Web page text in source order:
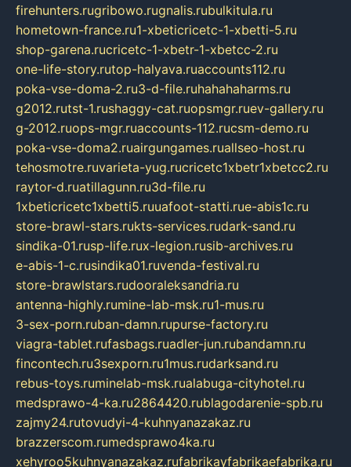
firehunters.rugribowo.rugnalis.rubulkitula.ru
hometown-france.ru1-xbeticricetc-1-xbetti-5.ru
shop-garena.rucricetc-1-xbetr-1-xbetcc-2.ru
one-life-story.rutop-halyava.ruaccounts112.ru
poka-vse-doma-2.ru3-d-file.ruhahahaharms.ru
g2012.rutst-1.rushaggy-cat.ruopsmgr.ruev-gallery.ru
g-2012.ruops-mgr.ruaccounts-112.rucsm-demo.ru
poka-vse-doma2.ruairgungames.ruallseo-host.ru
tehosmotre.ruvarieta-yug.rucricetc1xbetr1xbetcc2.ru
raytor-d.ruatillagunn.ru3d-file.ru
1xbeticricetc1xbetti5.ruuafoot-statti.rue-abis1c.ru
store-brawl-stars.rukts-services.rudark-sand.ru
sindika-01.rusp-life.rux-legion.rusib-archives.ru
e-abis-1-c.rusindika01.ruvenda-festival.ru
store-brawlstars.rudooraleksandria.ru
antenna-highly.rumine-lab-msk.ru1-mus.ru
3-sex-porn.ruban-damn.rupurse-factory.ru
viagra-tablet.rufasbags.ruadler-jun.rubandamn.ru
fincontech.ru3sexporn.ru1mus.rudarksand.ru
rebus-toys.ruminelab-msk.rualabuga-cityhotel.ru
medsprawo-4-ka.ru2864420.rublagodarenie-spb.ru
zajmy24.rutovudyi-4-kuhnyanazakaz.ru
brazzerscom.rumedsprawo4ka.ru
xehyroo5kuhnyanazakaz.rufabrikayfabrikaefabrika.ru